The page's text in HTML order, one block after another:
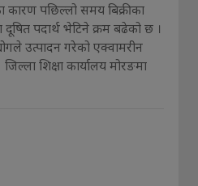
कारण पछिल्लो समय बिक्रीका
पदार्थ भेटिने क्रम बढेको छ ।
उत्पादन गरेको एक्वामरीन
शिक्षा कार्यालय मोरङमा